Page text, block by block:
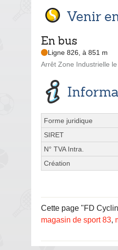
Venir
En bus
Ligne 826, à 851 m
Arrêt Zone Industrielle
Forme juridique
SIRET
N° TVA Intra.
Création
Cette page "FD
magasin de sport 83,